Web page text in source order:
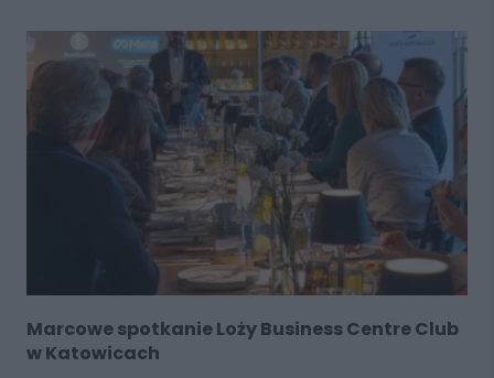
Marcowe spotkanie Loży Business Centre Club
w Katowicach